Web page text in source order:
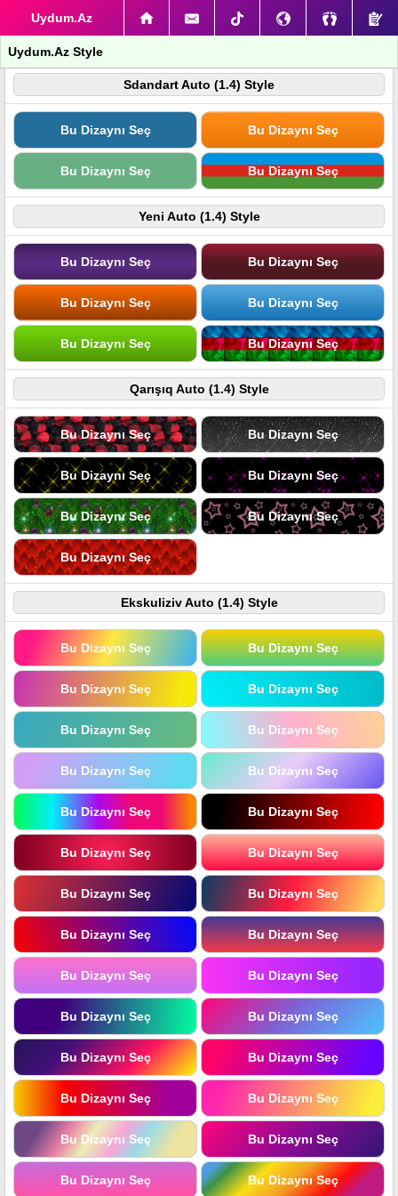
Uydum.Az
Uydum.Az Style
Sdandart Auto (1.4) Style
Bu Dizaynı Seç Bu Dizaynı Seç
Bu Dizaynı Seç Bu Dizaynı Seç
Yeni Auto (1.4) Style
Bu Dizaynı Seç Bu Dizaynı Seç
Bu Dizaynı Seç Bu Dizaynı Seç
Bu Dizaynı Seç Bu Dizaynı Seç
Qarışıq Auto (1.4) Style
Bu Dizaynı Seç Bu Dizaynı Seç
Bu Dizaynı Seç Bu Dizaynı Seç
Bu Dizaynı Seç Bu Dizaynı Seç
Bu Dizaynı Seç
Ekskuliziv Auto (1.4) Style
Bu Dizaynı Seç Bu Dizaynı Seç
Bu Dizaynı Seç Bu Dizaynı Seç
Bu Dizaynı Seç Bu Dizaynı Seç
Bu Dizaynı Seç Bu Dizaynı Seç
Bu Dizaynı Seç Bu Dizaynı Seç
Bu Dizaynı Seç Bu Dizaynı Seç
Bu Dizaynı Seç Bu Dizaynı Seç
Bu Dizaynı Seç Bu Dizaynı Seç
Bu Dizaynı Seç Bu Dizaynı Seç
Bu Dizaynı Seç Bu Dizaynı Seç
Bu Dizaynı Seç Bu Dizaynı Seç
Bu Dizaynı Seç Bu Dizaynı Seç
Bu Dizaynı Seç Bu Dizaynı Seç
Bu Dizaynı Seç Bu Dizaynı Seç